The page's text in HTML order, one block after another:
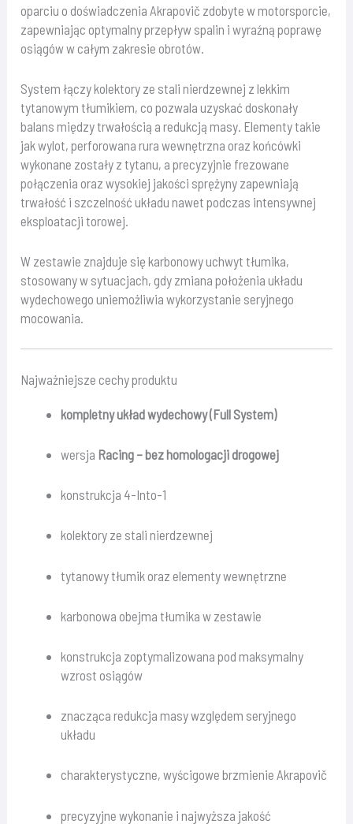
oparciu o doświadczenia Akrapovič zdobyte w motorsporcie,
zapewniając optymalny przepływ spalin i wyraźną poprawę
osiągów w całym zakresie obrotów.
System łączy kolektory ze stali nierdzewnej z lekkim
tytanowym tłumikiem, co pozwala uzyskać doskonały
balans między trwałością a redukcją masy. Elementy takie
jak wylot, perforowana rura wewnętrzna oraz końcówki
wykonane zostały z tytanu, a precyzyjnie frezowane
połączenia oraz wysokiej jakości sprężyny zapewniają
trwałość i szczelność układu nawet podczas intensywnej
eksploatacji torowej.
W zestawie znajduje się karbonowy uchwyt tłumika,
stosowany w sytuacjach, gdy zmiana położenia układu
wydechowego uniemożliwia wykorzystanie seryjnego
mocowania.
Najważniejsze cechy produktu
kompletny układ wydechowy (Full System)
wersja Racing – bez homologacji drogowej
konstrukcja 4-Into-1
kolektory ze stali nierdzewnej
tytanowy tłumik oraz elementy wewnętrzne
karbonowa obejma tłumika w zestawie
konstrukcja zoptymalizowana pod maksymalny
wzrost osiągów
znacząca redukcja masy względem seryjnego
układu
charakterystyczne, wyścigowe brzmienie Akrapovič
precyzyjne wykonanie i najwyższa jakość